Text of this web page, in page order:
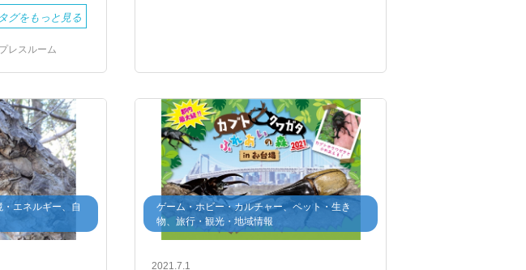
リアル出展
タグをもっと見る
レスルーム
エネルギー、自
ゲーム・ホビー・カルチャー、ペット・生き
物、旅行・観光・地域情報
2021.7.1